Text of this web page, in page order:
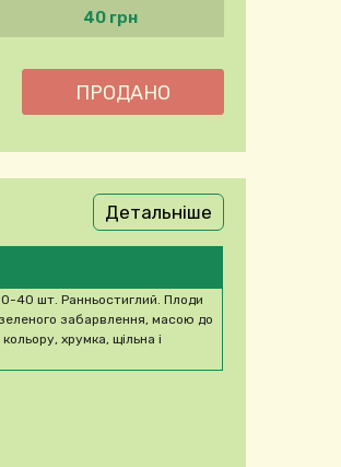
40 грн
Детальніше
40 шт. Ранньостиглий. Плоди
забарвлення, масою до
хрумка, щільна і